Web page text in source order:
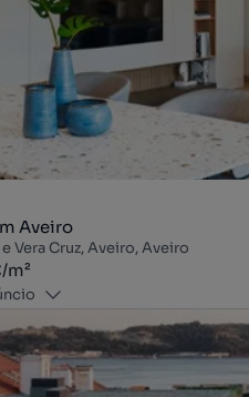
Aveiro
Vera Cruz, Aveiro, Aveiro
/m²